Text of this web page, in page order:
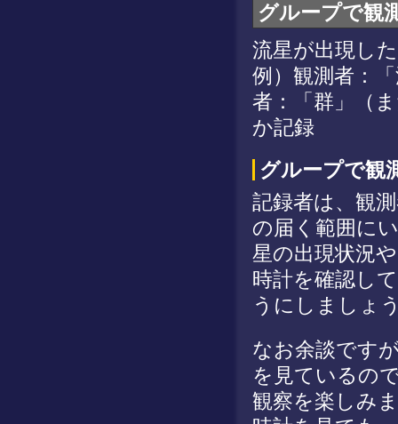
グループで観
流星が出現し
例）観測者：
者：「群」（
か記録
グループで観
記録者は、観
の届く範囲に
星の出現状況
時計を確認し
うにしましょ
なお余談です
を見ているの
観察を楽しみ